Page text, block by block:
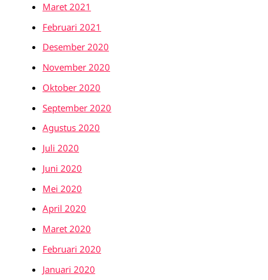
Maret 2021
Februari 2021
Desember 2020
November 2020
Oktober 2020
September 2020
Agustus 2020
Juli 2020
Juni 2020
Mei 2020
April 2020
Maret 2020
Februari 2020
Januari 2020